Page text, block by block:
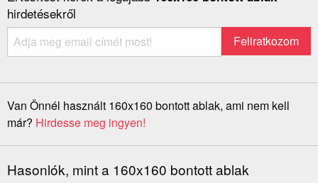
hirdetésekről
Van Önnél használt 160x160 bontott ablak, ami nem kell
már? Hirdesse meg ingyen!
Hasonlók, mint a 160x160 bontott ablak